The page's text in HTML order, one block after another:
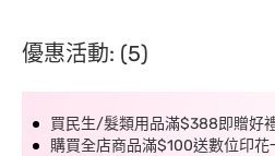
優惠活動: (5)
買民生/髮類用品滿$388即贈好
購買全店商品滿$100送數位印花